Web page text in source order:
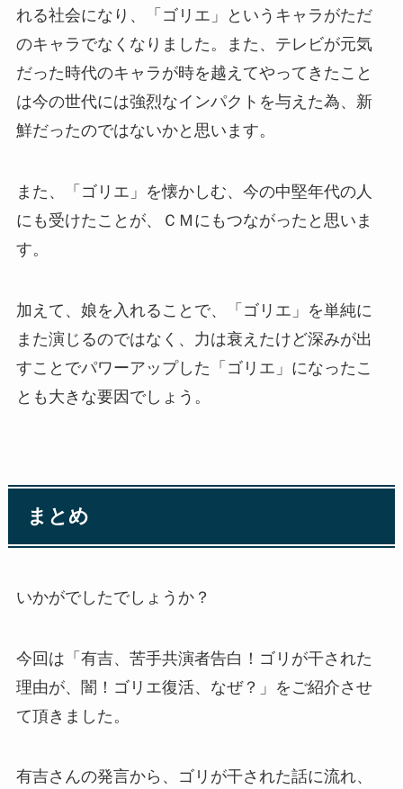
れる社会になり、「ゴリエ」というキャラがただ
のキャラでなくなりました。また、テレビが元気
だった時代のキャラが時を越えてやってきたこと
は今の世代には強烈なインパクトを与えた為、新
鮮だったのではないかと思います。
また、「ゴリエ」を懐かしむ、今の中堅年代の人
にも受けたことが、ＣＭにもつながったと思いま
す。
加えて、娘を入れることで、「ゴリエ」を単純に
また演じるのではなく、力は衰えたけど深みが出
すことでパワーアップした「ゴリエ」になったこ
とも大きな要因でしょう。
まとめ
いかがでしたでしょうか？
今回は「有吉、苦手共演者告白！ゴリが干された
理由が、闇！ゴリエ復活、なぜ？」をご紹介させ
て頂きました。
有吉さんの発言から、ゴリが干された話に流れ、